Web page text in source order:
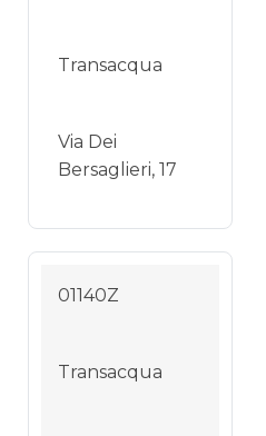
Transacqua
Via Dei
Bersaglieri, 17
01140Z
Transacqua